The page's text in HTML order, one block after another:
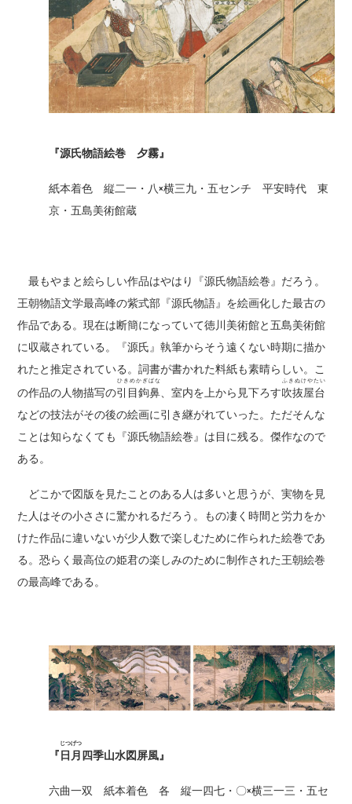
『源氏物語絵巻 夕霧』
紙本着色 縦二一・八×横三九・五センチ 平安時代 東
京・五島美術館蔵
最もやまと絵らしい作品はやはり『源氏物語絵巻』だろう。
王朝物語文学最高峰の紫式部『源氏物語』を絵画化した最古の
作品である。現在は断簡になっていて徳川美術館と五島美術館
に収蔵されている。『源氏』執筆からそう遠くない時期に描か
れたと推定されている。詞書が書かれた料紙も素晴らしい。こ
の作品の人物描写の引目鉤鼻
ひきめかぎばな
、室内を上から見下ろす吹抜屋台
ふきぬけやたい
などの技法がその後の絵画に引き継がれていった。ただそんな
ことは知らなくても『源氏物語絵巻』は目に残る。傑作なので
ある。
どこかで図版を見たことのある人は多いと思うが、実物を見
た人はその小ささに驚かれるだろう。もの凄く時間と労力をか
けた作品に違いないが少人数で楽しむために作られた絵巻であ
る。恐らく最高位の姫君の楽しみのために制作された王朝絵巻
の最高峰である。
『日月
じつげつ
四季山水図屏風』
六曲一双 紙本着色 各 縦一四七・〇×横三一三・五セ